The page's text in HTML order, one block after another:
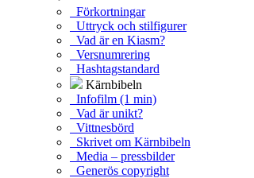
Förkortningar
Uttryck och stilfigurer
Vad är en Kiasm?
Versnumrering
Hashtagstandard
Kärnbibeln
Infofilm (1 min)
Vad är unikt?
Vittnesbörd
Skrivet om Kärnbibeln
Media – pressbilder
Generös copyright